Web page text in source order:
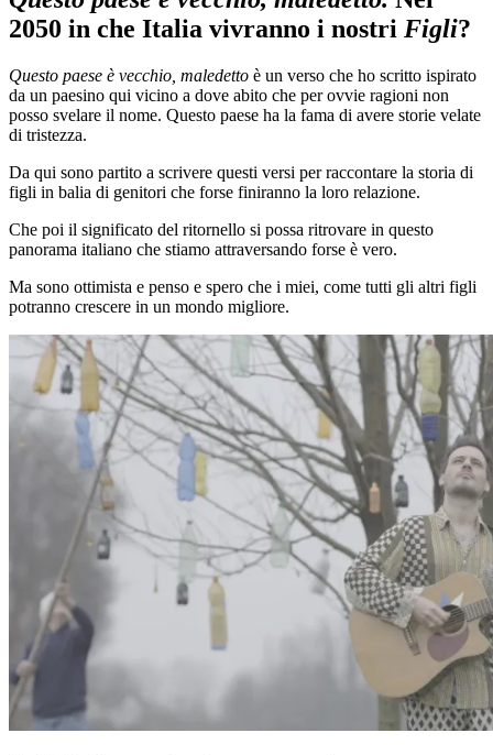
2050 in che Italia vivranno i nostri Figli?
Questo paese è vecchio, maledetto è un verso che ho scritto ispirato
da un paesino qui vicino a dove abito che per ovvie ragioni non
posso svelare il nome. Questo paese ha la fama di avere storie velate
di tristezza.
Da qui sono partito a scrivere questi versi per raccontare la storia di
figli in balia di genitori che forse finiranno la loro relazione.
Che poi il significato del ritornello si possa ritrovare in questo
panorama italiano che stiamo attraversando forse è vero.
Ma sono ottimista e penso e spero che i miei, come tutti gli altri figli
potranno crescere in un mondo migliore.